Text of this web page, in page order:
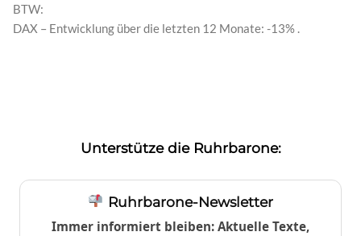
BTW:
DAX – Entwicklung über die letzten 12 Monate: -13% .
Unterstütze die Ruhrbarone:
Ruhrbarone-Newsletter
Immer informiert bleiben: Aktuelle Texte,